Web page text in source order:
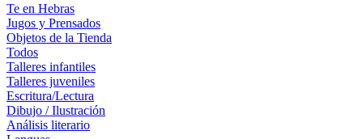
Te en Hebras
Jugos y Prensados
Objetos de la Tienda
Todos
Talleres infantiles
Talleres juveniles
Escritura/Lectura
Dibujo / Ilustración
Análisis literario